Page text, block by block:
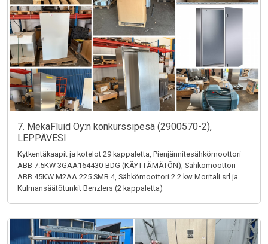
7. MekaFluid Oy:n konkurssipesä (2900570-2),
LEPPÄVESI
Kytkentäkaapit ja kotelot 29 kappaletta, Pienjännitesähkömoottori
ABB 7.5KW 3GAA164430-BDG (KÄYTTÄMÄTÖN), Sähkömoottori
ABB 45KW M2AA 225 SMB 4, Sähkömoottori 2.2 kw Moritali srl ja
Kulmansäätötunkit Benzlers (2 kappaletta)